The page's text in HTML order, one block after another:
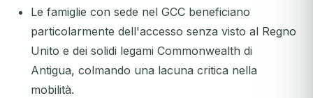
Le famiglie con sede nel GCC beneficiano
particolarmente dell'accesso senza visto al Regno
Unito e dei solidi legami Commonwealth di
Antigua, colmando una lacuna critica nella
mobilità.